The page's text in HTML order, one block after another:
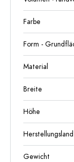
Farbe
Form -
Material
Breite
Höhe
Herstellungsland
Gewicht